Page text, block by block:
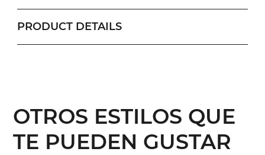
PRODUCT DETAILS
OTROS ESTILOS QUE
TE PUEDEN GUSTAR